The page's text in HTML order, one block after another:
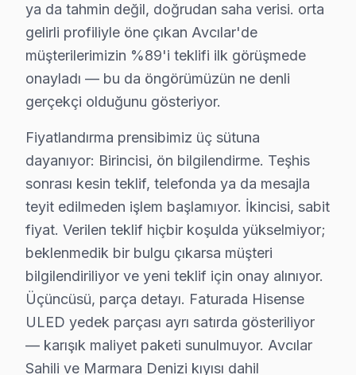
Cihangir'de Hisense TV Servisi
Cihangir Mahallesi’nde Hisense TV sahipleri, daha
Denizköşkler'de Hisense TV Servisi
Firuzköy'de söz konusu model TV Servisi
Firuzköy Mahallesi’nde bu TV televizyon sahipleri,
Gümüşpala'da Hisense TV Servisi
Gümüşpala Mahallesi’nde bu marka televizyonunuz
Mustafa Kemal Paşa'da söz konusu model TV
Mustafa Kemal Paşa Mahallesi’nde Hisense
Tahtakale'de Hisense TV Servisi
ya da tahmin değil, doğrudan saha verisi. orta
gelirli profiliyle öne çıkan Avcılar'de
müşterilerimizin %89'i teklifi ilk görüşmede
onayladı — bu da öngörümüzün ne denli
gerçekçi olduğunu gösteriyor.
Fiyatlandırma prensibimiz üç sütuna
dayanıyor: Birincisi, ön bilgilendirme. Teşhis
sonrası kesin teklif, telefonda ya da mesajla
teyit edilmeden işlem başlamıyor. İkincisi, sabit
fiyat. Verilen teklif hiçbir koşulda yükselmiyor;
beklenmedik bir bulgu çıkarsa müşteri
bilgilendiriliyor ve yeni teklif için onay alınıyor.
Üçüncüsü, parça detayı. Faturada Hisense
ULED yedek parçası ayrı satırda gösteriliyor
— karışık maliyet paketi sunulmuyor. Avcılar
Sahili ve Marmara Denizi kıyısı dahil